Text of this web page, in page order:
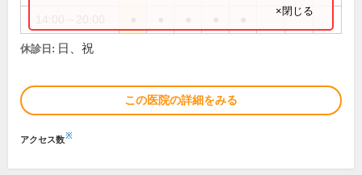
×閉じる
休診日: 日、祝
この医院の詳細をみる
アクセス数※